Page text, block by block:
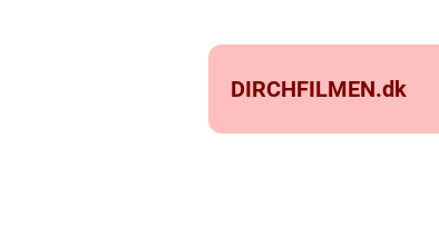
DIRCHFILMEN.dk